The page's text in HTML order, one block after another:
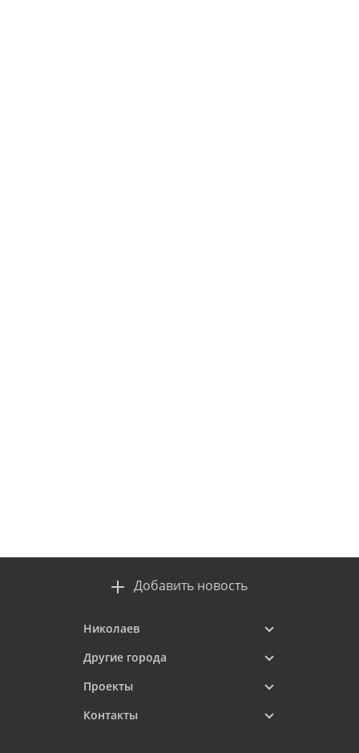
Добавить новость
Николаев
Другие города
Проекты
Контакты